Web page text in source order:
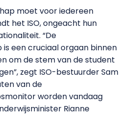
moet voor iedereen
het ISO, ongeacht hun
“De
een cruciaal orgaan binnen
om de stem van de student
zegt ISO-bestuurder Sam
van de
worden vandaag
Rianne